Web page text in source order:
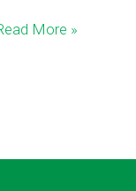
More »